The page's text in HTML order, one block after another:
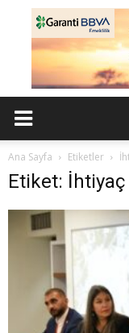
Ana Sayfa Etiketler
Etiket: İhtiyaç